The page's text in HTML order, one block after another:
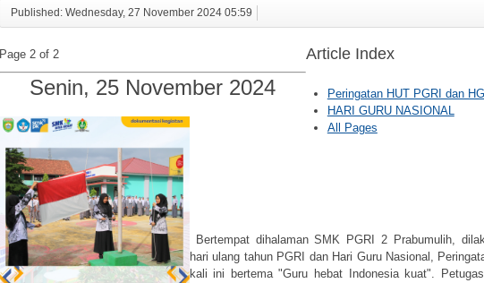
Published: Wednesday, 27 November 2024 05:59
Article Index
Peringatan HUT PGRI dan
HARI GURU NASIONAL
All Pages
Page 2 of 2
Senin, 25 November 2024
Bertempat dihalaman SMK PGRI 2 Prabumulih,
hari ulang tahun PGRI dan Hari Guru Nasional,
kali ini bertema "Guru hebat Indonesia kuat".